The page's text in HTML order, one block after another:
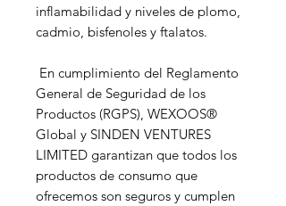
inflamabilidad y niveles de plomo,
cadmio, bisfenoles y ftalatos.
General de Seguridad de los
Productos (RGPS), WEXOOS®
Global y SINDEN VENTURES
LIMITED garantizan que todos los
productos de consumo que
ofrecemos son seguros y cumplen